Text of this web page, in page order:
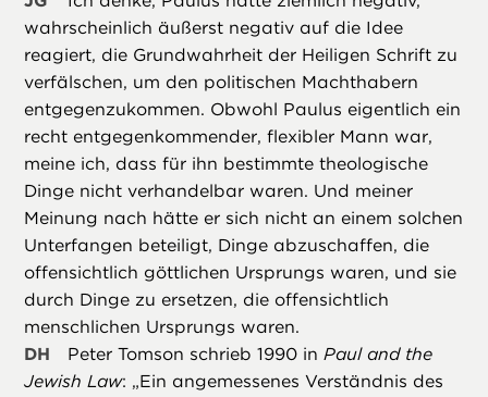
wahrscheinlich äußerst negativ auf die Idee
reagiert, die Grundwahrheit der Heiligen Schrift zu
verfälschen, um den politischen Machthabern
entgegenzukommen. Obwohl Paulus eigentlich ein
recht entgegenkommender, flexibler Mann war,
meine ich, dass für ihn bestimmte theologische
Dinge nicht verhandelbar waren. Und meiner
Meinung nach hätte er sich nicht an einem solchen
Unterfangen beteiligt, Dinge abzuschaffen, die
offensichtlich göttlichen Ursprungs waren, und sie
durch Dinge zu ersetzen, die offensichtlich
menschlichen Ursprungs waren.
DH
Peter Tomson schrieb 1990 inPaul and the
Jewish Law: „Ein angemessenes Verständnis des